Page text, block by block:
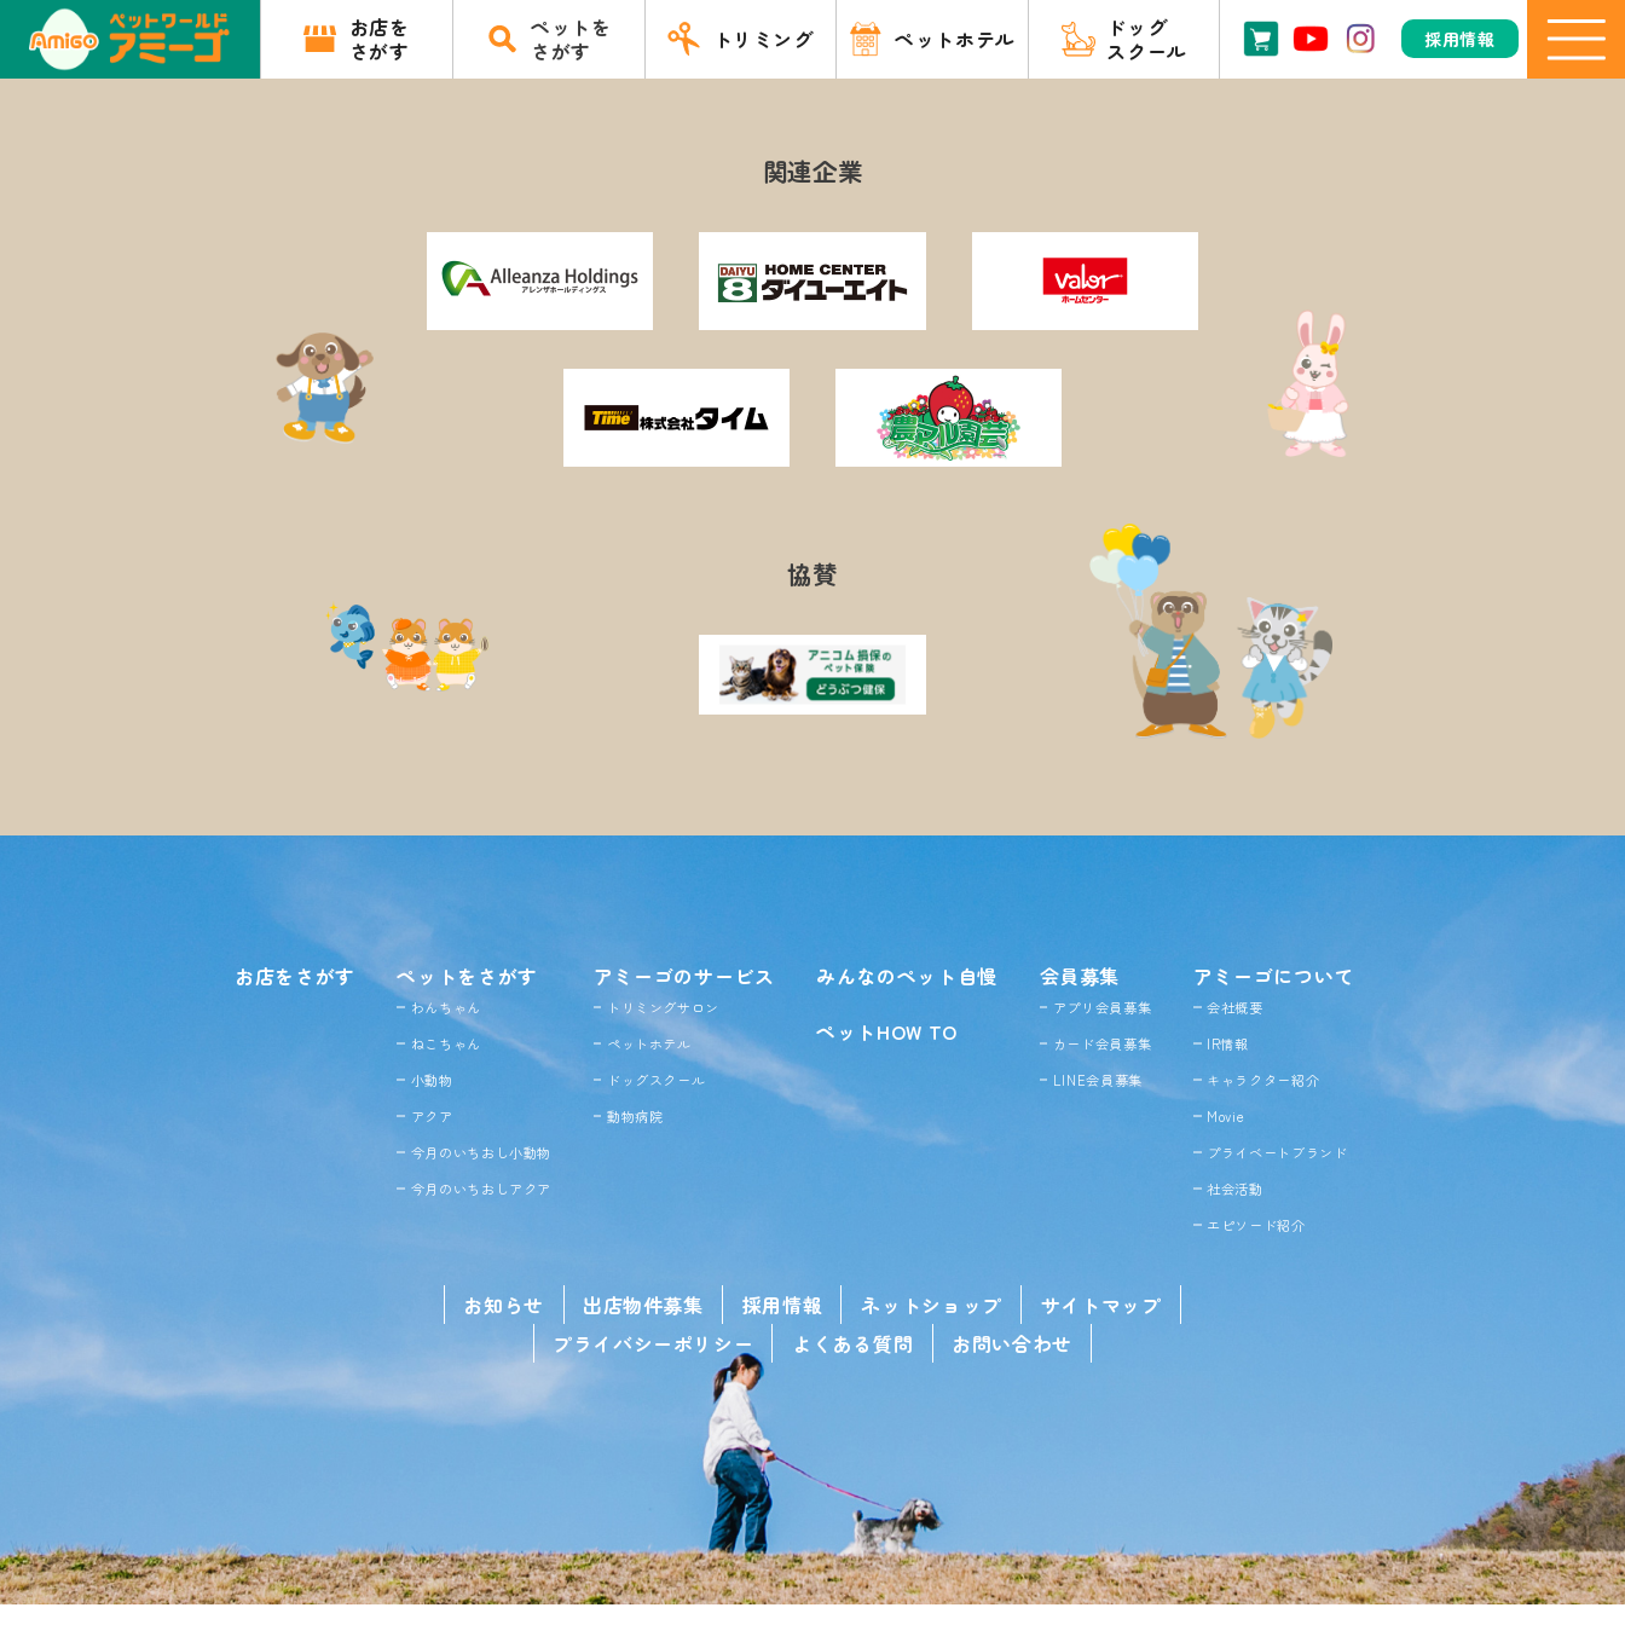
お店を
さがす
ペットを
さがす
トリミング ペットホテル
ドッグ
スクール
採用情報
関連企業
協賛
お店をさがす ペットをさがす
わんちゃん
ねこちゃん
小動物
アクア
今月のいちおし小動物
今月のいちおしアクア
アミーゴのサービス
トリミングサロン
ペットホテル
ドッグスクール
動物病院
みんなのペット自慢
ペットHOW TO
会員募集
アプリ会員募集
カード会員募集
LINE会員募集
アミーゴについて
会社概要
IR情報
キャラクター紹介
Movie
プライベートブランド
社会活動
エピソード紹介
お知らせ 出店物件募集 採用情報 ネットショップ
サイトマップ
プライバシーポリシー
よくある質問 お問い合わせ